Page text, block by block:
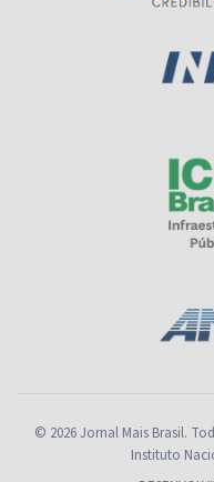
© 2026 Jornal Mais Brasil.
Instituto